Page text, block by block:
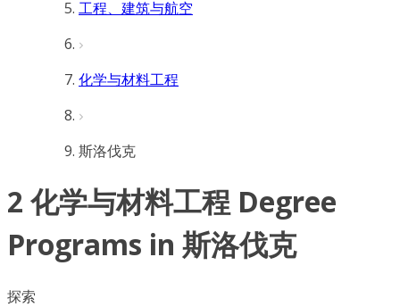
工程、建筑与航空
化学与材料工程
斯洛伐克
2 化学与材料工程 Degree
Programs in 斯洛伐克
探索